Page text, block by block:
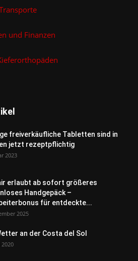
und Finanzen
freiverkäufliche Tabletten sind in
jetzt rezeptpflichtig
2023
erlaubt ab sofort größeres
Handgepäck –
für entdeckte...
2025
an der Costa del Sol
2020